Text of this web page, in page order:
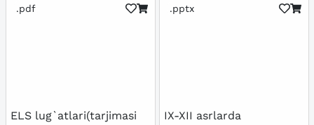
.pdf
ELS lug`atlari(tarjimasi
.pptx
IX-XII asrlarda